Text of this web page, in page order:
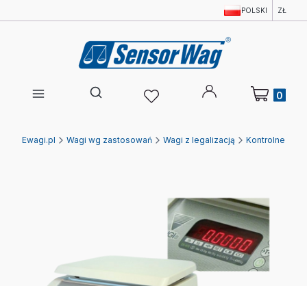
POLSKI ZŁ
Otwórz wyszukiwarkę
Produkty w
Ewagi.pl Wagi wg zastosowań Wagi z legalizacją Kontrolne